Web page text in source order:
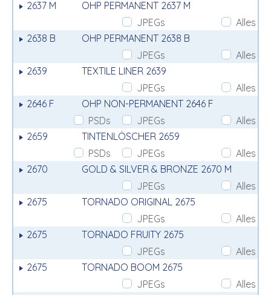
2637 M
OHP PERMANENT 2637 M
JPEGs
Alles
2638 B
OHP PERMANENT 2638 B
JPEGs
Alles
2639
TEXTILE LINER 2639
JPEGs
Alles
2646 F
OHP NON-PERMANENT 2646 F
PSDs
JPEGs
Alles
2659
TINTENLÖSCHER 2659
PSDs
JPEGs
Alles
2670
GOLD & SILVER & BRONZE 2670 M
JPEGs
Alles
2675
TORNADO ORIGINAL 2675
JPEGs
Alles
2675
TORNADO FRUITY 2675
JPEGs
Alles
2675
TORNADO BOOM 2675
JPEGs
Alles